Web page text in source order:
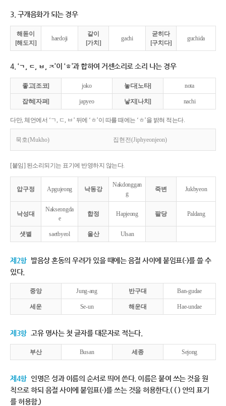
3. 구개음화가 되는 경우
해돋이
[해도지]
haedoji
같이
[가치]
gachi
굳히다
[구치다]
guchida
4. ‘ㄱ, ㄷ, ㅂ, ㅈ’이 ‘ㅎ’과 합하여 거센소리로 소리 나는 경우
좋고[조코] joko 놓다[노타] nota
잡혀[자펴] japyeo 낳지[나치] nachi
다만, 체언에서 ‘ㄱ, ㄷ, ㅂ’ 뒤에 ‘ㅎ’이 따를 때에는 ‘ㅎ’을 밝혀 적는다.
묵호(Mukho) 집현전(Jiphyeonjeon)
[붙임] 된소리되기는 표기에 반영하지 않는다.
압구정 Apgujeong 낙동강
Nakdonggan
g
죽변 Jukbyeon
낙성대
Nakseongda
e
합정 Hapjeong 팔당 Paldang
샛별 saetbyeol 울산 Ulsan
제2항 발음상 혼동의 우려가 있을 때에는 음절 사이에 붙임표(-)를 쓸 수
있다.
중앙 Jung-ang 반구대 Ban-gudae
세운 Se-un 해운대 Hae-undae
제3항 고유 명사는 첫 글자를 대문자로 적는다.
부산 Busan 세종 Sejong
제4항 인명은 성과 이름의 순서로 띄어 쓴다. 이름은 붙여 쓰는 것을 원
칙으로 하되 음절 사이에 붙임표(-)를 쓰는 것을 허용한다.( ( ) 안의 표기
를 허용함.)